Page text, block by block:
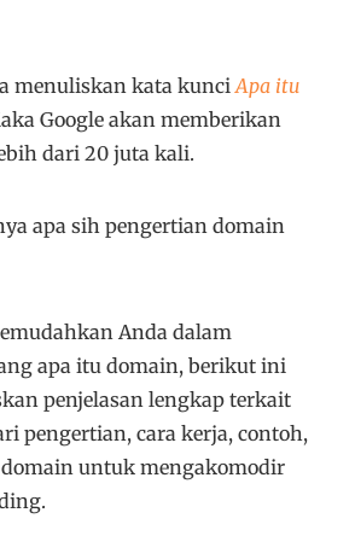
menuliskan kata kunciApa itu
Google akan memberikan
dari 20 juta kali.
apa sih pengertian domain
Anda dalam
apa itu domain, berikut ini
penjelasan lengkap terkait
pengertian, cara kerja, contoh,
untuk mengakomodir